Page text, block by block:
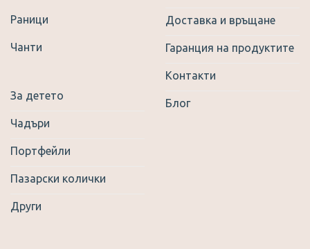
Раници
Чанти
За детето
Чадъри
Портфейли
Пазарски колички
Други
Доставка и връщане
Гаранция на продуктите
Контакти
Блог